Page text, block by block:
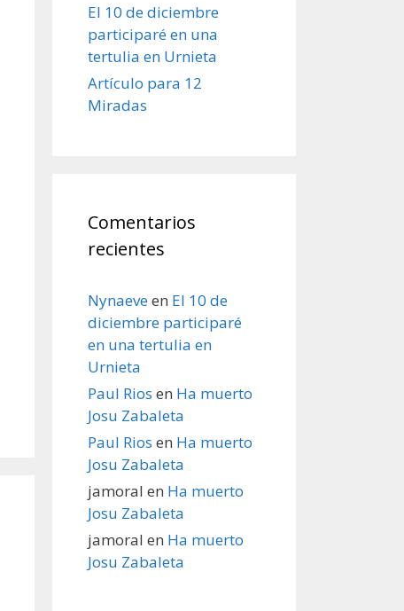
El 10 de diciembre
participaré en una
tertulia en Urnieta
Artículo para 12
Miradas
Comentarios
recientes
Nynaeveen El 10 de
diciembre participaré
en una tertulia en
Urnieta
Paul Rios en Ha muerto
Josu Zabaleta
Paul Rios en Ha muerto
Josu Zabaleta
jamoral en Ha muerto
Josu Zabaleta
jamoral en Ha muerto
Josu Zabaleta